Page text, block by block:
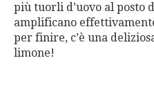
più tuorli d’uovo al posto
amplificano
per finire, c’è una
limone!